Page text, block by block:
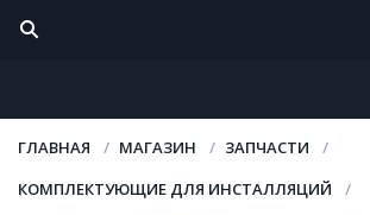
ГЛАВНАЯ МАГАЗИН
ЗАПЧАСТИ
КОМПЛЕКТУЮЩИЕ ДЛЯ ИНСТАЛЛЯЦИЙ